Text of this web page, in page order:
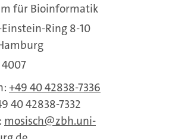
für Bioinformatik
Ring 8-10
+49 40 42838-7336
40 42838-7332
mosisch
zbh.uni-